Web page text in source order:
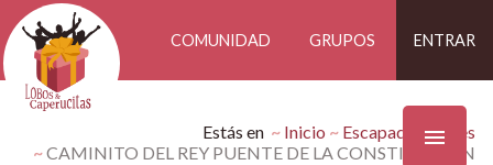
COMUNIDAD GRUPOS ENTRAR
Estás en Inicio
Escapadas Findes
CAMINITO DEL REY PUENTE DE LA CONSTITUCION